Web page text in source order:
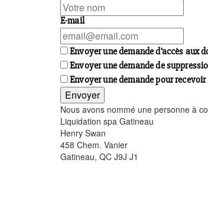
E-mail
Envoyer une demande d’accès aux
Envoyer une demande de
Envoyer une demande pour
Nous avons nommé une personne à
Liquidation spa Gatineau
Henry Swan
458 Chem. Vanier
Gatineau, QC J9J J1